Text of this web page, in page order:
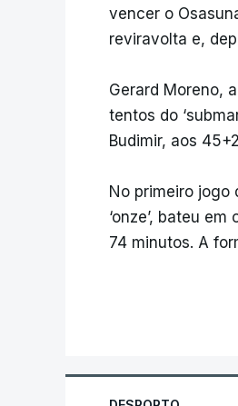
vencer o
reviravolta e,
Gerard Moreno,
tentos do
Budimir, aos
No primeiro jogo
‘onze’, bateu
74 minutos. A